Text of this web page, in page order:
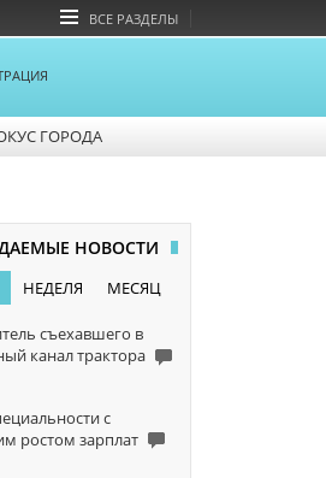
ВСЕ РАЗДЕЛЫ
ГОРОДА
НОВОСТИ
НЕДЕЛЯ МЕСЯЦ
съехавшего в
канал трактора
с
ростом зарплат